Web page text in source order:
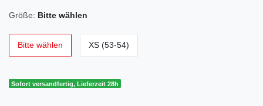
Größe: Bitte wählen
Bitte wählen XS (53-54)
Sofort versandfertig, Lieferzeit 28h